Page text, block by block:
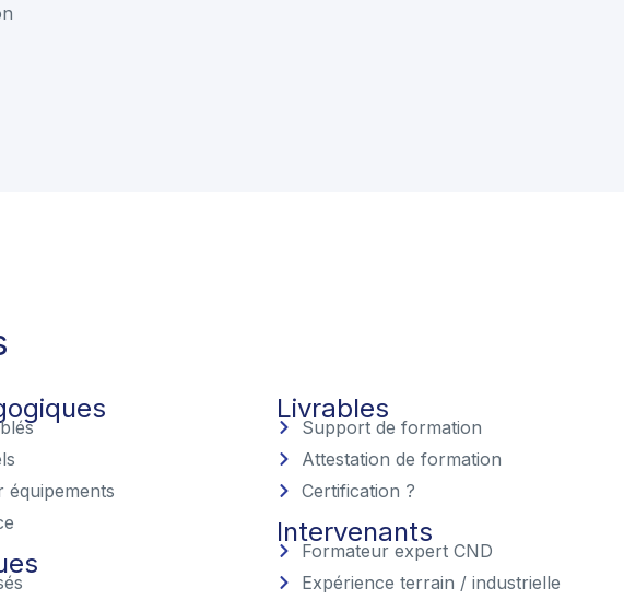
équipements
Livrables
Support de formation
Attestation de formation
Certification ?
Intervenants
Formateur expert CND
Expérience terrain / industrielle